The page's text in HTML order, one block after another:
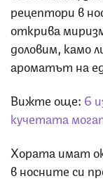
рецептори в
открива
доловим, камо
ароматът на
Вижте още: 6
кучетата
Хората имат
в носните си